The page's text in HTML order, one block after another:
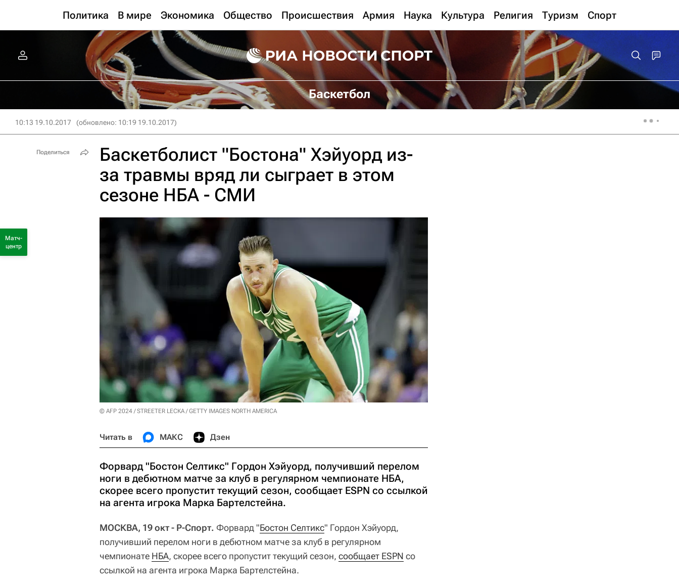
Политика В мире Экономика Общество Происшествия Армия Наука Культура Религия Туризм Спорт
Баскетбол
10:13 19.10.2017 (обновлено: 10:19 19.10.2017)
Баскетболист "Бостона" Хэйуорд из-
за травмы вряд ли сыграет в этом
сезоне НБА - СМИ
© AFP 2024 / STREETER LECKA / GETTY IMAGES NORTH AMERICA
Читать в МАКС Дзен
Форвард "Бостон Селтикс" Гордон Хэйуорд, получивший перелом
ноги в дебютном матче за клуб в регулярном чемпионате НБА,
скорее всего пропустит текущий сезон, сообщает ESPN со ссылкой
на агента игрока Марка Бартелстейна.
МОСКВА, 19 окт - Р-Спорт. Форвард "Бостон Селтикс" Гордон Хэйуорд,
получивший перелом ноги в дебютном матче за клуб в регулярном
чемпионате НБА, скорее всего пропустит текущий сезон, сообщает ESPN со
ссылкой на агента игрока Марка Бартелстейна.
Поделиться
Матч-
центр